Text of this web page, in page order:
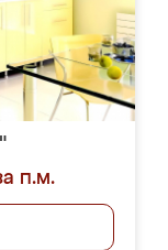
п.м.